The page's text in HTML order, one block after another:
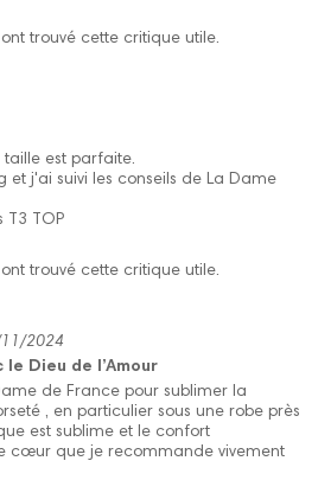
ont trouvé cette critique utile.
taille est parfaite.
et j'ai suivi les conseils de La Dame
T3 TOP
ont trouvé cette critique utile.
2024
le Dieu de l’Amour
de France pour sublimer la
, en particulier sous une robe près
est sublime et le confort
cœur que je recommande vivement